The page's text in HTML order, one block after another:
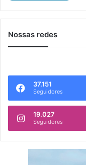
Nossas redes
37.151
Seguidores
19.027
Seguidores